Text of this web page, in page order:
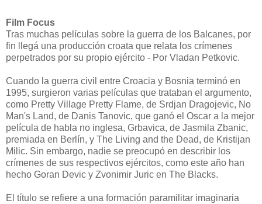
Film Focus
Tras muchas películas sobre la guerra de los Balcanes, por
fin llegá una producción croata que relata los crímenes
perpetrados por su propio ejército - Por Vladan Petkovic.
Cuando la guerra civil entre Croacia y Bosnia terminó en
1995, surgieron varias películas que trataban el argumento,
como Pretty Village Pretty Flame, de Srdjan Dragojevic, No
Man's Land, de Danis Tanovic, que ganó el Oscar a la mejor
película de habla no inglesa, Grbavica, de Jasmila Zbanic,
premiada en Berlín, y The Living and the Dead, de Kristijan
Milic. Sin embargo, nadie se preocupó en describir los
crímenes de sus respectivos ejércitos, como este año han
hecho Goran Devic y Zvonimir Juric en The Blacks.
El título se refiere a una formación paramilitar imaginaria